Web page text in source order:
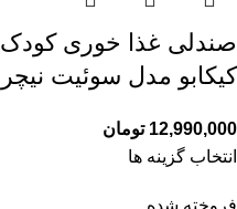
صندلی غذا خوری کودک
کیکابو مدل سوئیت نیچر
12,990,000 تومان
انتخاب گزینه ها
فروخته شده